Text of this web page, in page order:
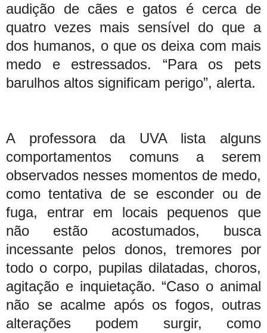
audição de cães e gatos é cerca de
quatro vezes mais sensível do que a
dos humanos, o que os deixa com mais
medo e estressados. “Para os pets
barulhos altos significam perigo”, alerta.
A professora da UVA lista alguns
comportamentos comuns a serem
observados nesses momentos de medo,
como tentativa de se esconder ou de
fuga, entrar em locais pequenos que
não estão acostumados, busca
incessante pelos donos, tremores por
todo o corpo, pupilas dilatadas, choros,
agitação e inquietação. “Caso o animal
não se acalme após os fogos, outras
alterações podem surgir, como